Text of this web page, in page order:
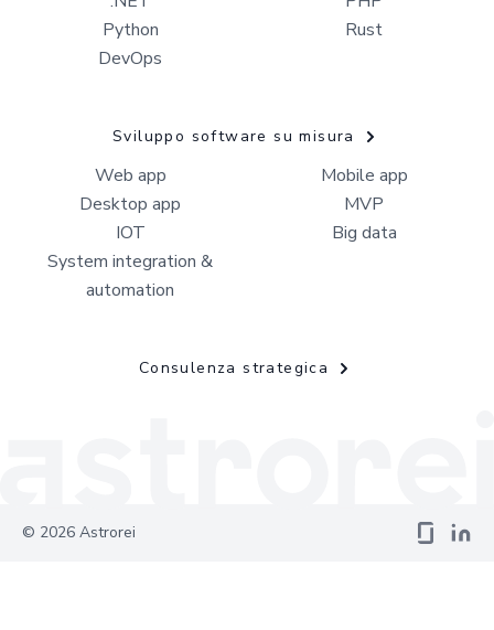
Python
Rust
DevOps
Sviluppo software su misura
Web app
Mobile app
Desktop app
MVP
IOT
Big data
System integration &
automation
Consulenza strategica
© 2026 Astrorei